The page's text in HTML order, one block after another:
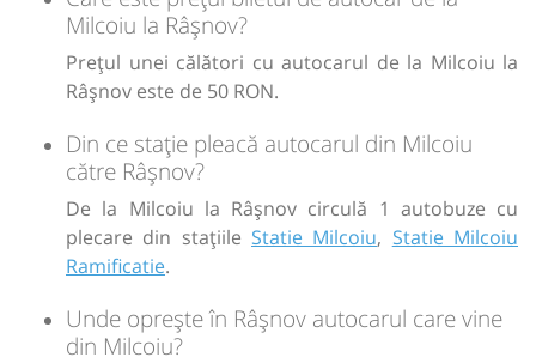
50lei
Sursa:Transmontana SA| Ultima actualizare:
Milcoiu la Râşnov?
Prețul unei călători cu autocarul de la Milcoiu la
Râşnov este de 50 RON.
Din ce stație pleacă autocarul din Milcoiu
către Râşnov?
De la Milcoiu la Râşnov circulă 1 autobuze cu
plecare din stațiile Statie Milcoiu, Statie Milcoiu
Ramificatie.
Unde oprește în Râşnov autocarul care vine
din Milcoiu?